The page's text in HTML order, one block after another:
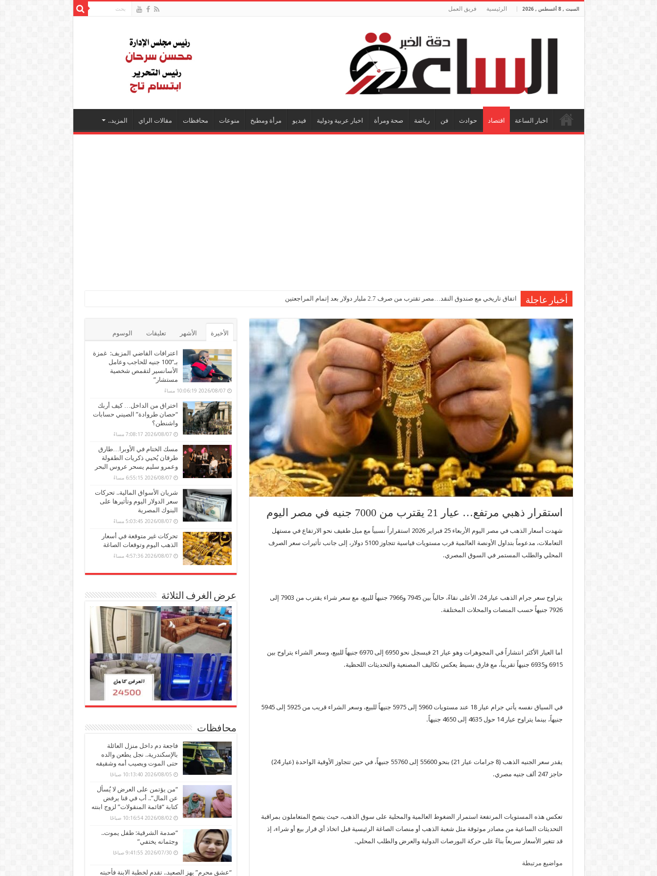
السبت , 8 أغسطس , 2026 الرئيسية فريق العمل
اخبار الساعة اقتصاد حوادث فن رياضة صحة ومرأة اخبار عربية ودولية فيديو مرأة ومطبخ منوعات محافظات مقالات الراي المزيد..
أخبار عاجلة اتفاق تاريخي مع صندوق النقد…مصر تقترب من صرف 2.7 مليار دولار بعد إتمام المراجعتين
درجات الحرارة اليوم في مصر… أجواء باردة مع أمطار خفيفة
استقرار ذهبي مرتفع… عيار 21 يقترب من 7000 جنيه في مصر اليوم
شهدت أسعار الذهب في مصر اليوم الأربعاء 25 فبراير 2026 استقراراً نسبياً مع ميل طفيف نحو الارتفاع في مستهل
التعاملات، مدعوماً بتداول الأونصة العالمية قرب مستويات قياسية تتجاوز 5100 دولار، إلى جانب تأثيرات سعر الصرف
المحلي والطلب المستمر في السوق المصري.
يتراوح سعر جرام الذهب عيار 24، الأعلى نقاءً، حالياً بين 7945 و7966 جنيهاً للبيع، مع سعر شراء يقترب من 7903 إلى
7926 جنيهاً حسب المنصات والمحلات المختلفة.
أما العيار الأكثر انتشاراً في المجوهرات وهو عيار 21 فيسجل نحو 6950 إلى 6970 جنيهاً للبيع، وسعر الشراء يتراوح بين
6915 و6935 جنيهاً تقريباً، مع فارق بسيط يعكس تكاليف المصنعية والتحديثات اللحظية.
في السياق نفسه يأتي جرام عيار 18 عند مستويات 5960 إلى 5975 جنيهاً للبيع، وسعر الشراء قريب من 5925 إلى 5945
جنيهاً، بينما يتراوح عيار 14 حول 4635 إلى 4650 جنيهاً.
يقدر سعر الجنيه الذهب (8 جرامات عيار 21) بنحو 55600 إلى 55760 جنيهاً، في حين تتجاوز الأوقية الواحدة (عيار 24)
حاجز 247 ألف جنيه مصري.
تعكس هذه المستويات المرتفعة استمرار الضغوط العالمية والمحلية على سوق الذهب، حيث ينصح المتعاملون بمراقبة
التحديثات الساعية من مصادر موثوقة مثل شعبة الذهب أو منصات الصاغة الرئيسية قبل اتخاذ أي قرار بيع أو شراء، إذ
قد تتغير الأسعار سريعاً بناءً على حركة البورصات الدولية والعرض والطلب المحلي.
مواضيع مرتبطة
الأخيرة الأشهر تعليقات الوسوم
اعترافات القاضي المزيف: غمزة
بـ”100 جنيه للحاجب وعامل
الأسانسير لتقمص شخصية
مستشار”
2026/08/07 10:06:19 مساءً
اختراق من الداخل… كيف أربك
“حصان طروادة” الصيني حسابات
واشنطن؟
2026/08/07 7:08:17 مساءً
مسك الختام في الأوبرا…طارق
طرقان يُحيي ذكريات الطفولة
وعمرو سليم يسحر عروس البحر
2026/08/07 6:55:15 مساءً
شريان الأسواق المالية.. تحركات
سعر الدولار اليوم وتأثيرها على
البنوك المصرية
2026/08/07 5:03:45 مساءً
تحركات غير متوقعة في أسعار
الذهب اليوم وتوقعات الصاغة
2026/08/07 4:57:36 مساءً
عرض الغرف الثلاثة
محافظات
فاجعة دم داخل منزل العائلة
بالإسكندرية.. نجل يطعن والده
حتى الموت ويصيب أمه وشقيقه
2026/08/05 10:13:40 صباحًا
“من يؤتمن على العرض لا يُسأل
عن المال”.. أب في قنا يرفض
كتابة “قائمة المنقولات” لزوج ابنته
2026/08/02 10:16:54 صباحًا
“صدمة الشرقية: طفل يموت..
وجثمانه يختفي”
2026/07/30 9:41:55 صباحًا
“عشق محرم” يهز الصعيد.. تقدم لخطبة الابنة فأحبته